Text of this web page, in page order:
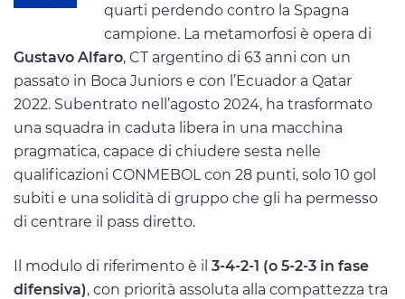
quarti perdendo contro la Spagna
campione. La metamorfosi è opera di
Gustavo Alfaro, CT argentino di 63 anni con un
passato in Boca Juniors e con l’Ecuador a Qatar
2022. Subentrato nell’agosto 2024, ha trasformato
una squadra in caduta libera in una macchina
pragmatica, capace di chiudere sesta nelle
qualificazioni CONMEBOL con 28 punti, solo 10 gol
subiti e una solidità di gruppo che gli ha permesso
di centrare il pass diretto.
Il modulo di riferimento è il 3-4-2-1 (o 5-2-3 in fase
difensiva), con priorità assoluta alla compattezza tra